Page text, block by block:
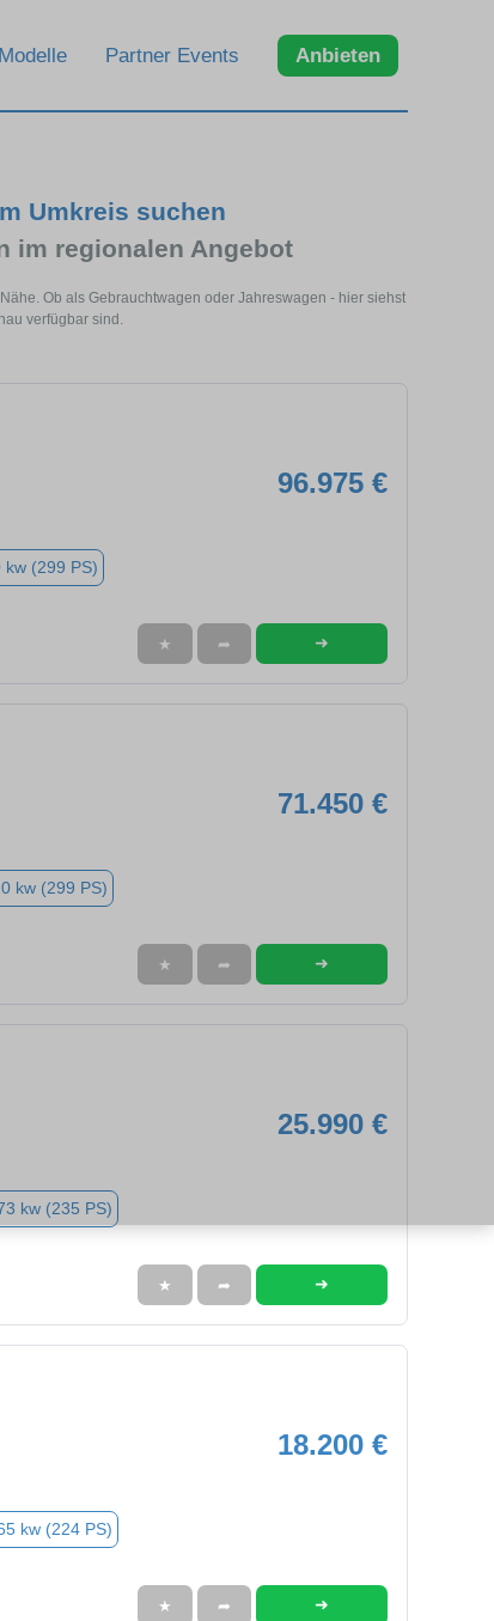
Modelle Partner Events Anbieten
Umkreis suchen
im regionalen Angebot
Ob als Gebrauchtwagen oder Jahreswagen - hier siehst
verfügbar sind.
96.975 €
kw (299 PS)
★ ➦ ➜
71.450 €
kw (299 PS)
★ ➦ ➜
25.990 €
kw (235 PS)
★ ➦ ➜
18.200 €
kw (224 PS)
★ ➦ ➜